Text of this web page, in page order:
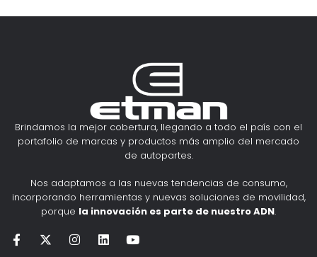
Brindamos la mejor cobertura, llegando a todo el país con el
portafolio de marcas y productos más amplio del mercado
de autopartes.
Nos adaptamos a las nuevas tendencias de consumo,
incorporando herramientas y nuevas soluciones de movilidad,
porque la innovación es parte de nuestro ADN.